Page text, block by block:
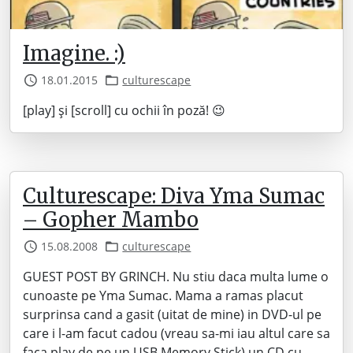
Imagine. :)
18.01.2015 culturescape
[play] și [scroll] cu ochii în poză! 😉
Culturescape: Diva Yma Sumac
– Gopher Mambo
15.08.2008 culturescape
GUEST POST BY GRINCH. Nu stiu daca multa lume o
cunoaste pe Yma Sumac. Mama a ramas placut
surprinsa cand a gasit (uitat de mine) in DVD-ul pe
care i l-am facut cadou (vreau sa-mi iau altul care sa